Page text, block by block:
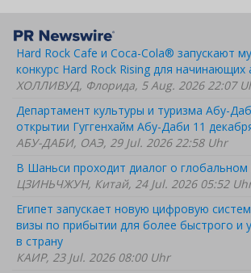
Hard Rock Cafe и Coca-Cola® запускают
конкурс Hard Rock Rising для начинающих
ХОЛЛИВУД, Флорида, 5 Aug. 2026 22:07
Департамент культуры и туризма Абу-
открытии Гуггенхайм Абу-Даби 11
АБУ-ДАБИ, ОАЭ, 29 Jul. 2026 22:58 Uhr
В Шаньси проходит диалог о глобальном
ЦЗИНЬЧЖУН, Китай, 24 Jul. 2026 05:52
Египет запускает новую цифровую
визы по прибытии для более быстрого и
в страну
КАИР, 23 Jul. 2026 08:00 Uhr